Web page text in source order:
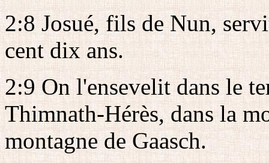
2:8 Josué, fils de Nun,
cent dix ans.
2:9 On l'ensevelit dans le
Thimnath-Hérès, dans la
montagne de Gaasch.